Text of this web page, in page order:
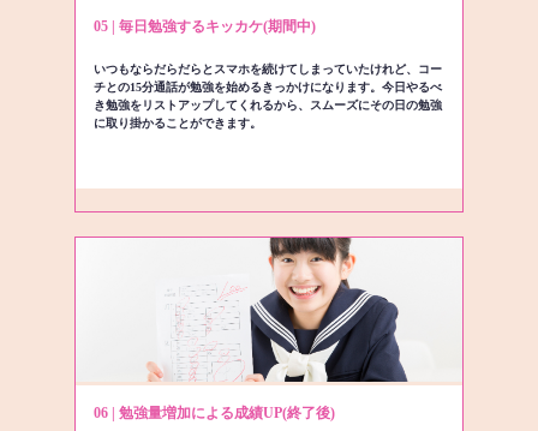
05 | 毎日勉強するキッカケ(期間中)
いつもならだらだらとスマホを続けてしまっていたけれど、コー
チとの15分通話が勉強を始めるきっかけになります。今日やるべ
き勉強をリストアップしてくれるから、スムーズにその日の勉強
に取り掛かることができます。
06 | 勉強量増加による成績UP(終了後)